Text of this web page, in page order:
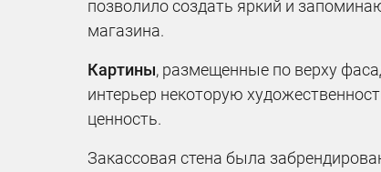
позволило создать яркий и
магазина.
Картины, размещенные по верху
интерьер некоторую
ценность.
Закассовая стена была